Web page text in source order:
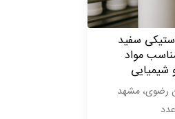
سفید
مواد
شیمیایی
رضوی، مشهد